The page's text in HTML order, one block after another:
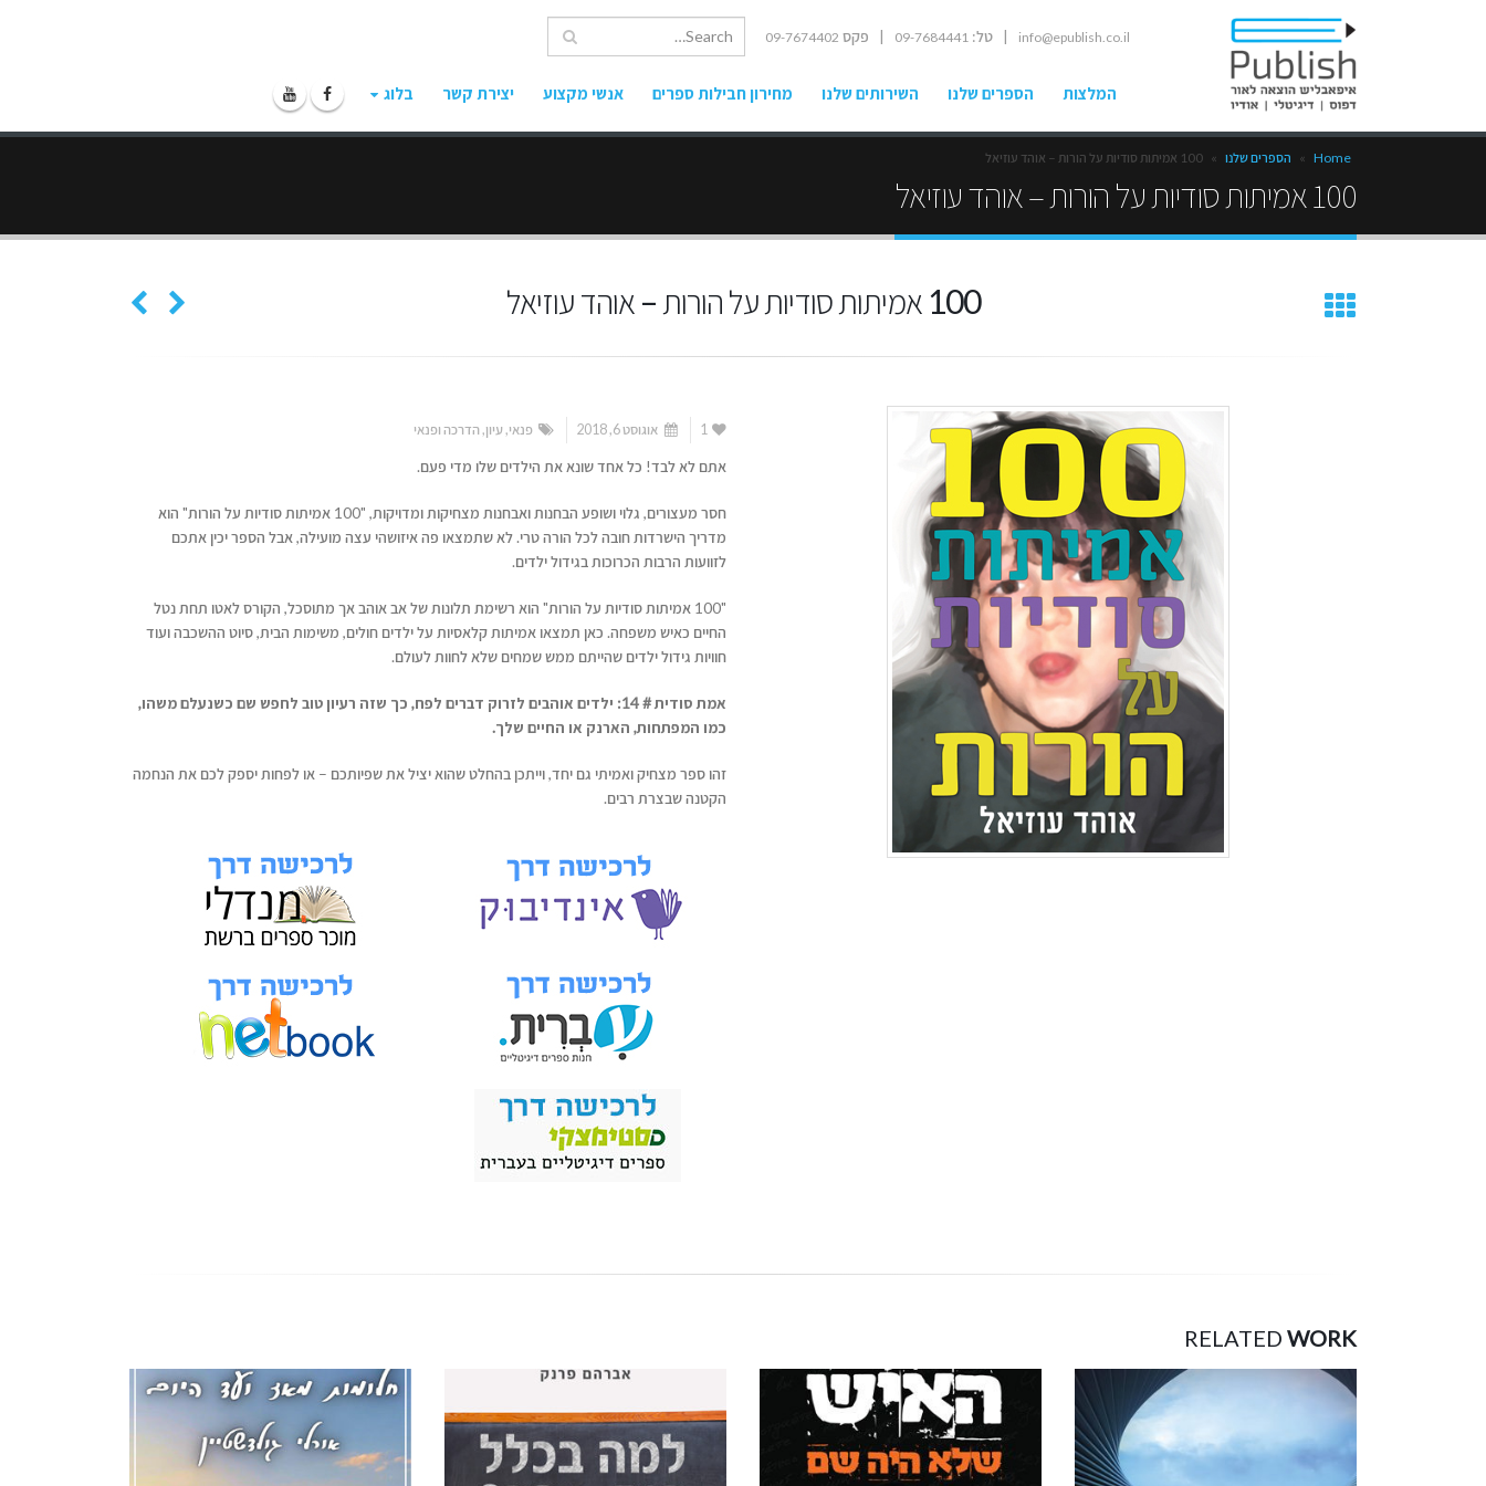
info@epublish.co.il | טל: 09-7684441 | פקס 09-7674402
המלצות הספרים שלנו השירותים שלנו מחירון חבילות ספרים אנשי מקצוע יצירת קשר בלוג
Home
» הספרים שלנו » 100 אמיתות סודיות על הורות – אוהד עוזיאל
100 אמיתות סודיות על הורות – אוהד עוזיאל
100 אמיתות סודיות על הורות – אוהד עוזיאל
1 אוגוסט 6, 2018 פנאי,עיון,הדרכה ופנאי
אתם לא לבד! כל אחד שונא את הילדים שלו מדי פעם.
חסר מעצורים, גלוי ושופע הבחנות ואבחנות מצחיקות ומדויקות, "100 אמיתות סודיות על הורות" הוא
מדריך הישרדות חובה לכל הורה טרי. לא שתמצאו פה איזושהי עצה מועילה, אבל הספר יכין אתכם
לזוועות הרבות הכרוכות בגידול ילדים.
"100 אמיתות סודיות על הורות" הוא רשימת תלונות של אב אוהב אך מתוסכל, הקורס לאטו תחת נטל
החיים כאיש משפחה. כאן תמצאו אמיתות קלאסיות על ילדים חולים, משימות הבית, סיוט ההשכבה ועוד
חוויות גידול ילדים שהייתם ממש שמחים שלא לחוות לעולם.
אמת סודית # 14: ילדים אוהבים לזרוק דברים לפח, כך שזה רעיון טוב לחפש שם כשנעלם משהו,
כמו המפתחות, הארנק או החיים שלך.
זהו ספר מצחיק ואמיתי גם יחד, וייתכן בהחלט שהוא יציל את שפיותכם – או לפחות יספק לכם את הנחמה
הקטנה שבצרת רבים.
RELATED WORK